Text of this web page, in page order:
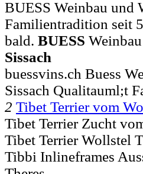
BUESS Weinbau und
Familientradition seit
bald. BUESS
Sissach
buessvins.ch Buess
Sissach Qualitauml;t
2 Tibet Terrier vom
Tibet Terrier Zucht
Tibet Terrier Wollstel
Tibbi Inlineframes